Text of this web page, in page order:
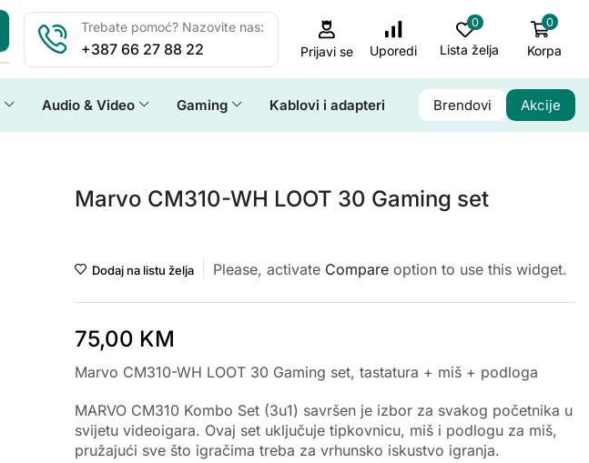
Trebate pomoć? Nazovite nas:
+387 66 27 88 22 Prijavi se Uporedi
0
Lista želja
0
Korpa
Audio & Video Gaming Kablovi i adapteri Brendovi Akcije
Marvo CM310-WH LOOT 30 Gaming set
Dodaj na listu želja Please, activate Compareoption to use this widget.
75,00 KM
Marvo CM310-WH LOOT 30 Gaming set, tastatura + miš + podloga
MARVO CM310 Kombo Set (3u1) savršen je izbor za svakog početnika u
svijetu videoigara. Ovaj set uključuje tipkovnicu, miš i podlogu za miš,
pružajući sve što igračima treba za vrhunsko iskustvo igranja.